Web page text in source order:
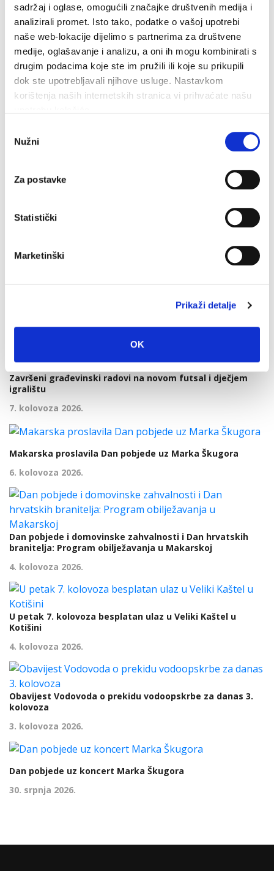
sadržaj i oglase, omogućili značajke društvenih medija i
analizirali promet. Isto tako, podatke o vašoj upotrebi
naše web-lokacije dijelimo s partnerima za društvene
medije, oglašavanje i analizu, a oni ih mogu kombinirati s
drugim podacima koje ste im pružili ili koje su prikupili
dok ste upotrebljavali njihove usluge. Nastavkom
korištenja naših internetskih stranica vi prihvaćate našu
pristanka
Nužni
Za postavke
Statistički
Marketinški
Prikaži detalje
OK
će imati koristi ne samo grad nego i cijelo društvo,
naglasio je Grabner posebno se zahvalivši svim
predstavnicima medija.
Gradonačelniku je na prijemu zahvalio tajnik udruge
Damir Brzica kazavši da ga raduje najavljena podrška
Grabner s novinarima podijelile iskustvo prvog
Gradonačelnik Zoran Paunović ovom je prigodom
motivom Makarske, djelo akademskog slikara Almira
Završeni građevinski radovi na novom futsal i dječjem
igralištu
7. kolovoza 2026.
Makarska proslavila Dan pobjede uz Marka Škugora
6. kolovoza 2026.
Dan pobjede i domovinske zahvalnosti i Dan hrvatskih
branitelja: Program obilježavanja u Makarskoj
4. kolovoza 2026.
U petak 7. kolovoza besplatan ulaz u Veliki Kaštel u
Kotišini
4. kolovoza 2026.
Obavijest Vodovoda o prekidu vodoopskrbe za danas 3.
kolovoza
3. kolovoza 2026.
Dan pobjede uz koncert Marka Škugora
30. srpnja 2026.